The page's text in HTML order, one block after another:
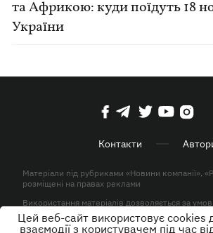
та Африкою: куди поїдуть 18
України
Контакти
Матеріали під рубриками «Новини компанії»,
розміщені на правах реклами
Використання матеріалів дозволяється за
активного гіперпосилання на KP.UA в першому
Цей веб-сайт використовує cookies
взаємодії з користувачем під час